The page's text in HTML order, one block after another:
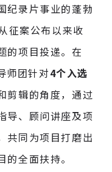
纪录片事业的蓬勃
征案公布以来收
的项目投递。在
师团针对4个入选
剪辑的角度，通过
导、顾问讲座及项
共同为项目打磨出
全面扶持。